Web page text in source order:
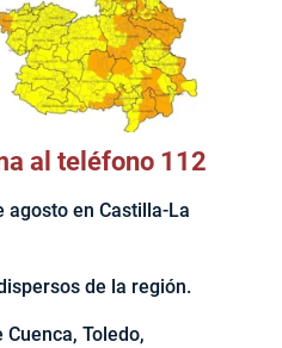
al teléfono 112
agosto en Castilla-La
de la región.
Toledo,